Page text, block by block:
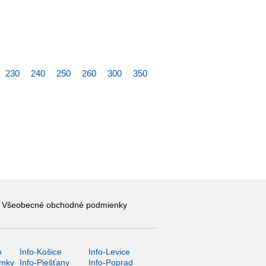
230 240 250 260 300 350
Všeobecné obchodné podmienky
Info-Košice
Info-Levice
Info-Piešťany Info-Poprad